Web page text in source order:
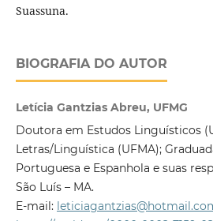
Suassuna.
BIOGRAFIA DO AUTOR
Letícia Gantzias Abreu, UFMG
Doutora em Estudos Linguísticos
Letras/Linguística (UFMA);
Portuguesa e Espanhola e suas
São Luís – MA.
E-mail: